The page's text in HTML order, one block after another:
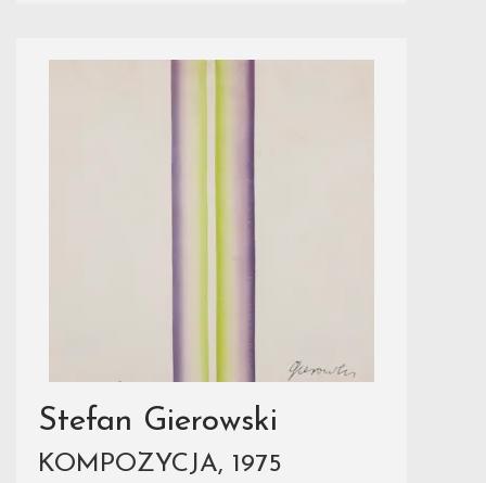
Stefan Gierowski
KOMPOZYCJA, 1975